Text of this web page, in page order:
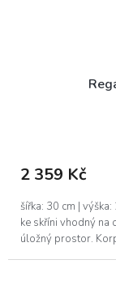
2 359 Kč
šířka: 30 cm |
ke skříni vhodný na
úložný prostor.